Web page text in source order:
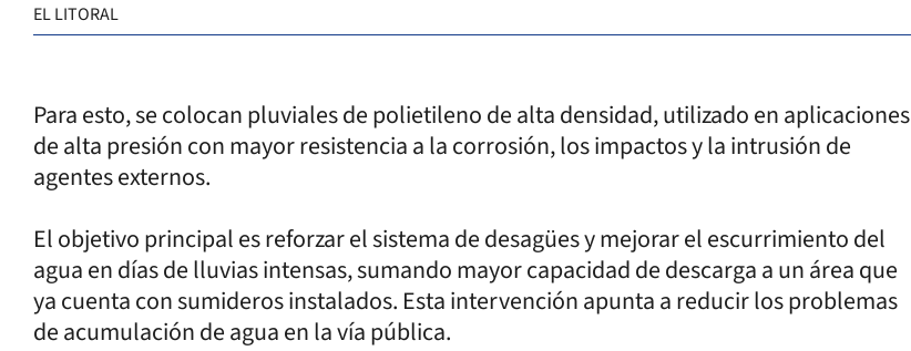
EL LITORAL
Para esto, se colocan pluviales de polietileno de alta densidad, utilizado en aplicaciones
de alta presión con mayor resistencia a la corrosión, los impactos y la intrusión de
agentes externos.
El objetivo principal es reforzar el sistema de desagües y mejorar el escurrimiento del
agua en días de lluvias intensas, sumando mayor capacidad de descarga a un área que
ya cuenta con sumideros instalados. Esta intervención apunta a reducir los problemas
de acumulación de agua en la vía pública.